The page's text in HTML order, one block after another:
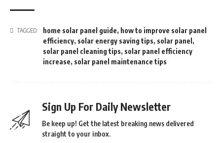
TAGGED: home solar panel guide, how to improve solar panel
efficiency, solar energy saving tips, solar panel ,
solar panel cleaning tips, solar panel efficiency
increase, solar panel maintenance tips
Sign Up For Daily Newsletter
Be keep up! Get the latest breaking news delivered
straight to your inbox.